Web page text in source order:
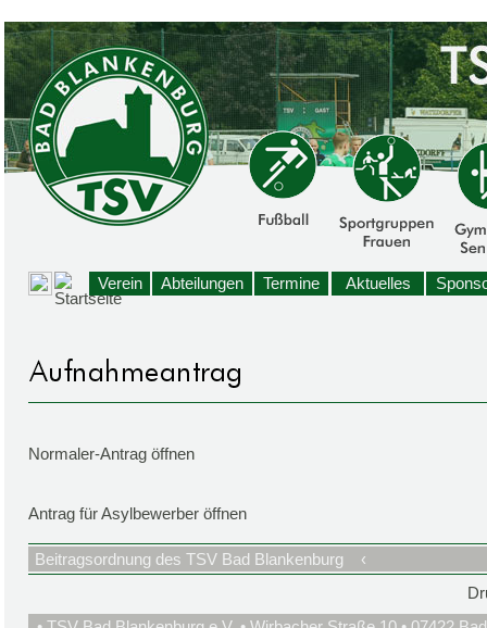
Verein Abteilungen Termine Aktuelles
Normaler-Antrag öffnen
Antrag für Asylbewerber öffnen
Beitragsordnung des TSV Bad Blankenburg
‹